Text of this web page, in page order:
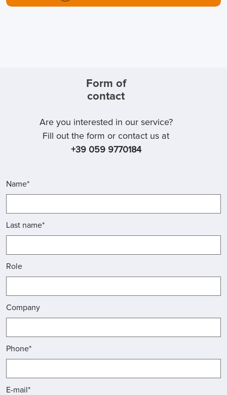
Form of
contact
Are you interested in our service?
Fill out the form or contact us at
+39 059 9770184
Name*
Last name*
Role
Company
Phone*
E-mail*